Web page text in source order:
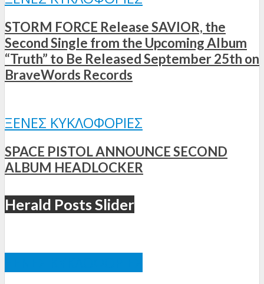
STORM FORCE Release SAVIOR, the
Second Single from the Upcoming Album
“Truth” to Be Released September 25th on
BraveWords Records
ΞΈΝΕΣ ΚΥΚΛΟΦΟΡΊΕΣ
SPACE PISTOL ANNOUNCE SECOND
ALBUM HEADLOCKER
Herald Posts Slider